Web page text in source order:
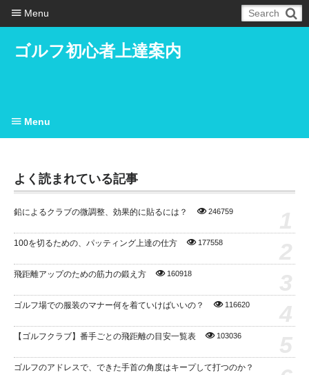
ゴルフ初心者上達案内
よく読まれている記事
鉛によるクラブの微調整、効果的に貼るには？ 246759
100を切るための、パッティング上達の仕方 177558
飛距離アップのための筋力の鍛え方 160918
ゴルフ場での服装のマナー何を着ていけばいいの？ 116620
【ゴルフクラブ】番手ごとの飛距離の目安一覧表 103036
ゴルフのアドレスで、できた手首の角度はキープして打つのか？
Menu
Menu